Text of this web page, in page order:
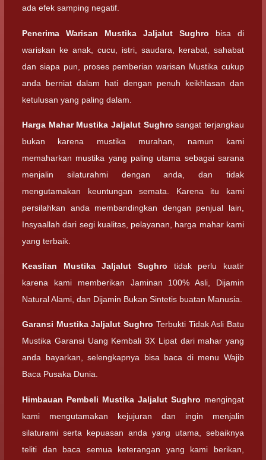
ada efek samping negatif.
Penerima Warisan Mustika Jaljalut Sughro bisa di
wariskan ke anak, cucu, istri, saudara, kerabat, sahabat
dan siapa pun, proses pemberian warisan Mustika cukup
anda berniat dalam hati dengan penuh keikhlasan dan
ketulusan yang paling dalam.
Harga Mahar Mustika Jaljalut Sughro sangat terjangkau
bukan karena mustika murahan, namun kami
memaharkan mustika yang paling utama sebagai sarana
menjalin silaturahmi dengan anda, dan tidak
mengutamakan keuntungan semata. Karena itu kami
persilahkan anda membandingkan dengan penjual lain,
Insyaallah dari segi kualitas, pelayanan, harga mahar kami
yang terbaik.
Keaslian Mustika Jaljalut Sughro tidak perlu kuatir
karena kami memberikan Jaminan 100% Asli, Dijamin
Natural Alami, dan Dijamin Bukan Sintetis buatan Manusia.
Garansi Mustika Jaljalut Sughro Terbukti Tidak Asli Batu
Mustika Garansi Uang Kembali 3X Lipat dari mahar yang
anda bayarkan, selengkapnya bisa baca di menu Wajib
Baca Pusaka Dunia.
Himbauan Pembeli Mustika Jaljalut Sughro mengingat
kami mengutamakan kejujuran dan ingin menjalin
silaturami serta kepuasan anda yang utama, sebaiknya
teliti dan baca semua keterangan yang kami berikan,